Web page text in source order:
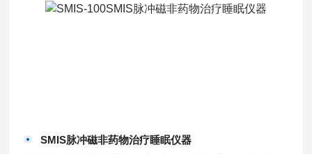
SMIS脉冲磁非药物治疗睡眠仪器